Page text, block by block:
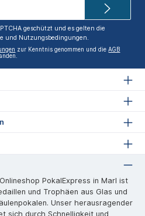
geschützt und es gelten die
und Nutzungsbedingungen.
zur Kenntnis genommen und dieAGB
PokalExpress in Marl ist
und Trophäen aus Glas und
Unser herausragender
sich durch Schnelligkeit und